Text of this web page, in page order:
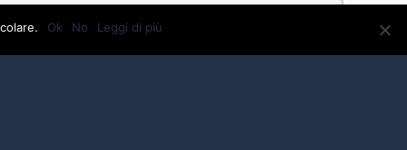
Ok No Leggi di più